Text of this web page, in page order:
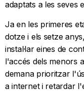
adaptats a les seves
Ja en les primeres
dotze i els setze
instal·lar eines de
l'accés dels menors
demana prioritzar
a internet i retardar